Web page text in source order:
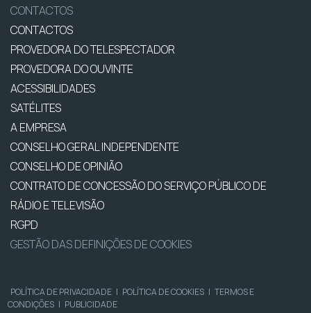
CONTACTOS
CONTACTOS
PROVEDORA DO TELESPECTADOR
PROVEDORA DO OUVINTE
ACESSIBILIDADES
SATÉLITES
A EMPRESA
CONSELHO GERAL INDEPENDENTE
CONSELHO DE OPINIÃO
CONTRATO DE CONCESSÃO DO SERVIÇO PÚBLICO DE
RÁDIO E TELEVISÃO
RGPD
GESTÃO DAS DEFINIÇÕES DE COOKIES
POLÍTICA DE PRIVACIDADE | POLÍTICA DE COOKIES | TERMOS E
CONDIÇÕES | PUBLICIDADE